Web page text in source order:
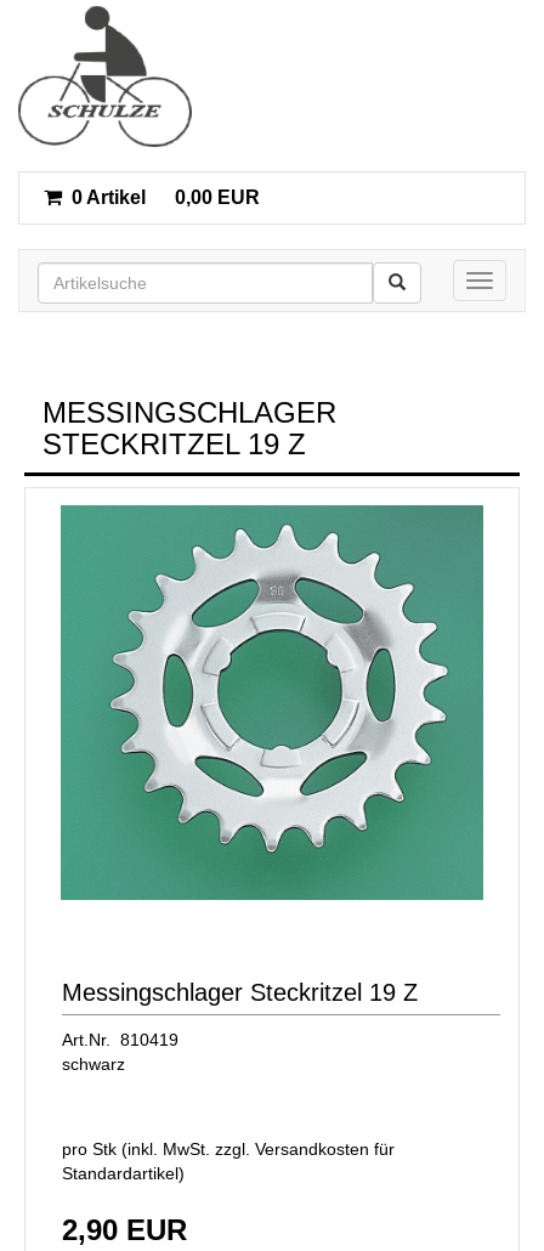
0 Artikel 0,00 EUR
Toggle
MESSINGSCHLAGER
STECKRITZEL 19 Z
Messingschlager Steckritzel 19 Z
Art.Nr. 810419
schwarz
pro Stk (inkl. MwSt. zzgl. Versandkosten für
Standardartikel)
2,90 EUR